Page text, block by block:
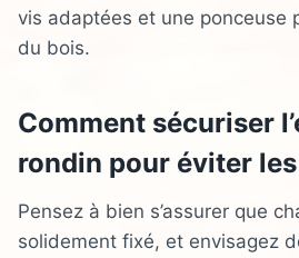
vis adaptées et une ponceuse
du bois.
Comment sécuriser
rondin pour éviter
Pensez à bien s’assurer que
solidement fixé, et envisagez